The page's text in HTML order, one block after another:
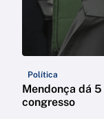
Política
Mendonça dá
congresso